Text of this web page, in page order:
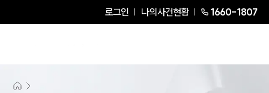
로그인 나의사건현황 1660-1807